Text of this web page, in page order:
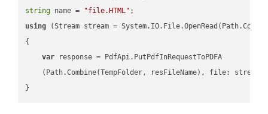
string name = "file.HTML"
using (Stream stream =
{
var response = PdfApi.PutPdfInRequestToPDFA
    (Path.Combine(TempFolder, resFileName), file: stream);